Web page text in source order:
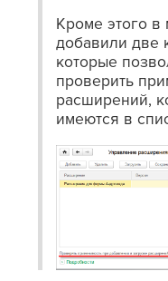
Кроме этого
добавили две
которые
проверить
расширений,
имеются в